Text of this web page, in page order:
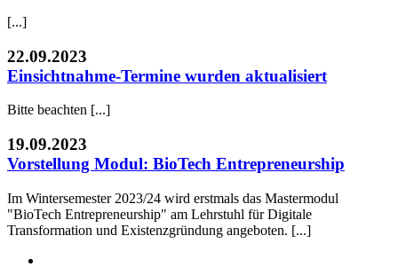
[...]
22.09.2023
Einsichtnahme-Termine wurden aktualisiert
Bitte beachten [...]
19.09.2023
Vorstellung Modul: BioTech Entrepreneurship
Im Wintersemester 2023/24 wird erstmals das Mastermodul
"BioTech Entrepreneurship" am Lehrstuhl für Digitale
Transformation und Existenzgründung angeboten. [...]